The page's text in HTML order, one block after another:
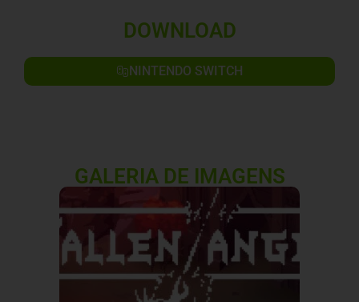
DOWNLOAD
NINTENDO SWITCH
GALERIA DE IMAGENS